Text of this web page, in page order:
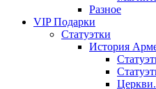
Разное
VIP Подарки
Статуэтки
История